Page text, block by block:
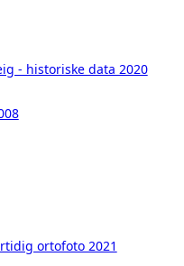
- historiske data 2020
ortofoto 2021